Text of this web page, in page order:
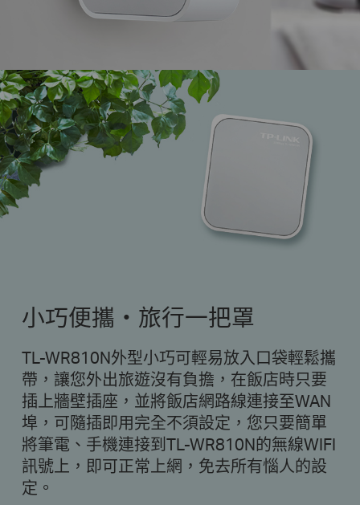
小巧便攜‧旅行一把罩
TL-WR810N外型小巧可輕易放入口袋輕鬆攜
帶，讓您外出旅遊沒有負擔，在飯店時只要
插上牆壁插座，並將飯店網路線連接至WAN
埠，可隨插即用完全不須設定，您只要簡單
將筆電、手機連接到TL-WR810N的無線WIFI
訊號上，即可正常上網，免去所有惱人的設
定。